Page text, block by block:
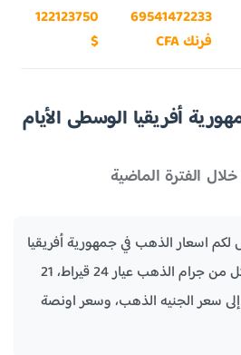
69541472233
فرنك CFA
122123750
$
أفريقيا الوسطى الأيام
الفترة الماضية
لكم اسعار الذهب في جمهورية أفريقيا
الوسطى الأيام السابقة لكل من جرام الذهب عيار 24 قيراط، 21
إلى سعر الجنيه الذهب، وسعر اونصة